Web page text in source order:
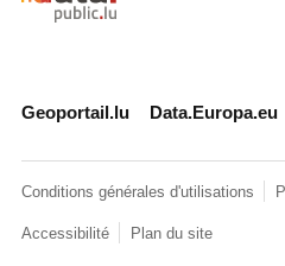
Geoportail.lu Data.Europa.eu
Conditions générales d'utilisations
Accessibilité Plan du site